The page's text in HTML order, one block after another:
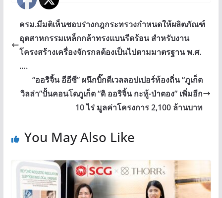
ครม.มีมติเห็นชอบร่างกฎกระทรวงกำหนดให้ผลิตภัณฑ์
อุตสาหกรรมเหล็กกล้าทรงแบนรีดร้อน สำหรับงาน
โครงสร้างเครื่องจักรกลต้องเป็นไปตามมาตรฐาน พ.ศ.
….
“ออริจิ้น อีอีซี” ผนึกบิ๊กดีเวลลอปเปอร์ท้องถิ่น “ภูเก็ต
วิลล่า”ปั้นคอนโดภูเก็ต “ดิ ออริจิ้น กะทู้-ป่าตอง” เพิ่มอีก
10 ไร่ มูลค่าโครงการ 2,100 ล้านบาท
You May Also Like